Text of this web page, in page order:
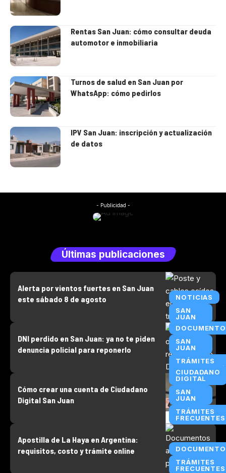
Rentas San Juan: cómo consultar deuda
automotor e inmobiliaria
Turnos de salud en San Juan por
WhatsApp: cómo pedirlos
IPV San Juan: inscripción y actualización
de datos
- Publicidad -
Últimas publicaciones
NOTICIAS
SAN
JUAN
Alerta por vientos fuertes en San Juan
este sábado 8 de agosto
SAN
JUAN
TRÁMITES
FRECUENTES
DNI perdido en San Juan: ya no te piden
denuncia policial para reponerlo
CIUDADANO
DIGITAL
SAN
JUAN
TRÁMITES
FRECUENTES
Cómo crear una cuenta de Ciudadano
Digital San Juan
TRÁMITES
FRECUENTES
Apostilla de La Haya en Argentina:
requisitos, costo y trámite online